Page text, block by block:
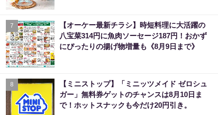
7
【オーケー最新チラシ】時短料理に大活躍の
八宝菜314円に魚肉ソーセージ187円！おかず
にぴったりの揚げ物増量も《8月9日まで》
8
【ミニストップ】「ミニッツメイド ゼロシュ
ガー」無料券ゲットのチャンスは8月10日ま
で！ホットスナックも今だけ20円引き。